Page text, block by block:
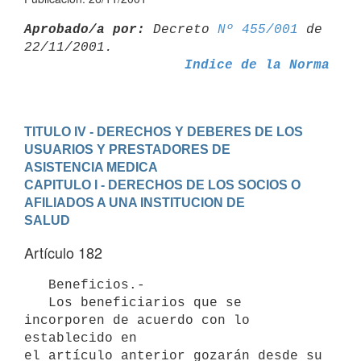
Aprobado/a por: Decreto Nº 455/001
de
Indice de la Norma
TITULO IV - DERECHOS Y DEBERES DE LOS
USUARIOS Y PRESTADORES DE
ASISTENCIA MEDICA
CAPITULO I - DERECHOS DE LOS SOCIOS O
AFILIADOS A UNA INSTITUCION DE
SALUD
Artículo 182
incorporen de acuerdo con lo
establecido en
el artículo anterior gozarán desde su